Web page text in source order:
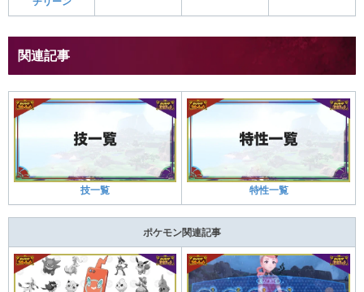
チリーン
関連記事
技一覧 特性一覧
ポケモン関連記事